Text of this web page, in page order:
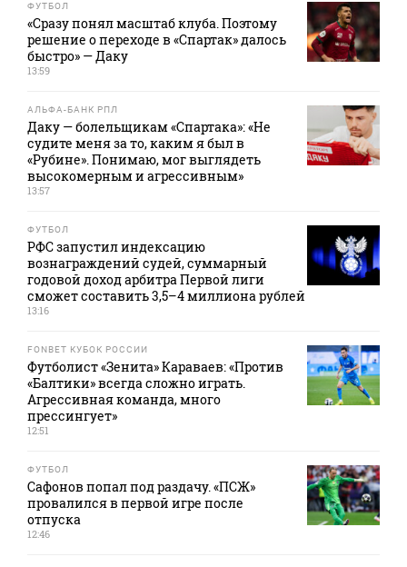
ФУТБОЛ
«Сразу понял масштаб клуба. Поэтому
решение о переходе в «Спартак» далось
быстро» — Даку
13:59
АЛЬФА-БАНК РПЛ
Даку — болельщикам «Спартака»: «Не
судите меня за то, каким я был в
«Рубине». Понимаю, мог выглядеть
высокомерным и агрессивным»
13:57
ФУТБОЛ
РФС запустил индексацию
вознаграждений судей, суммарный
годовой доход арбитра Первой лиги
сможет составить 3,5–4 миллиона рублей
13:16
FONBET КУБОК РОССИИ
Футболист «Зенита» Караваев: «Против
«Балтики» всегда сложно играть.
Агрессивная команда, много
прессингует»
12:51
ФУТБОЛ
Сафонов попал под раздачу. «ПСЖ»
провалился в первой игре после
отпуска
12:46